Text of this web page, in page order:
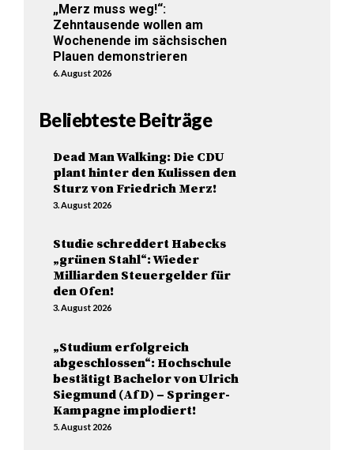
„Merz muss weg!“:
Zehntausende wollen am
Wochenende im sächsischen
Plauen demonstrieren
6. August 2026
Beliebteste Beiträge
Dead Man Walking: Die CDU
plant hinter den Kulissen den
Sturz von Friedrich Merz!
3. August 2026
Studie schreddert Habecks
„grünen Stahl“: Wieder
Milliarden Steuergelder für
den Ofen!
3. August 2026
„Studium erfolgreich
abgeschlossen“: Hochschule
bestätigt Bachelor von Ulrich
Siegmund (AfD) – Springer-
Kampagne implodiert!
5. August 2026